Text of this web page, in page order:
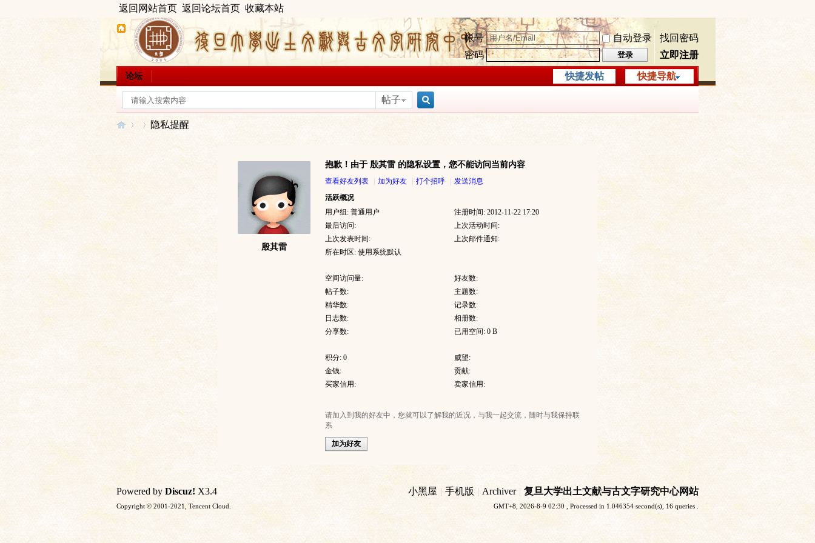
返回网站首页 返回论坛首页 收藏本站
帐号 自动登录
找回密码
密码
登录 立即注册
快捷导航
论坛 快捷发帖
帖子
索
土
›
隐私提醒
殷其雷
抱歉！由于 殷其雷 的隐私设置，您不能访问当前内容
查看好友列表 加为好友 打个招呼
发送消息
活跃概况
用户组: 普通用户
注册时间: 2012-11-22 17:20
最后访问:
上次活动时间:
上次发表时间:
上次邮件通知:
所在时区: 使用系统默认
空间访问量:
好友数:
帖子数:
主题数:
精华数:
记录数:
日志数:
相册数:
分享数:
已用空间: 0 B
积分: 0
威望:
金钱:
贡献:
买家信用:
卖家信用:
请加入到我的好友中，您就可以了解我的近况，与我一起交流，随时与我保持联
系
加为好友
小黑屋 | 手机版 | Archiver | 复旦大学出土文献与古文字研究中心网站
GMT+8, 2026-8-9 02:30 , Processed in 1.046354 second(s), 16 queries .
Powered by Discuz! X3.4
Copyright © 2001-2021, Tencent Cloud.